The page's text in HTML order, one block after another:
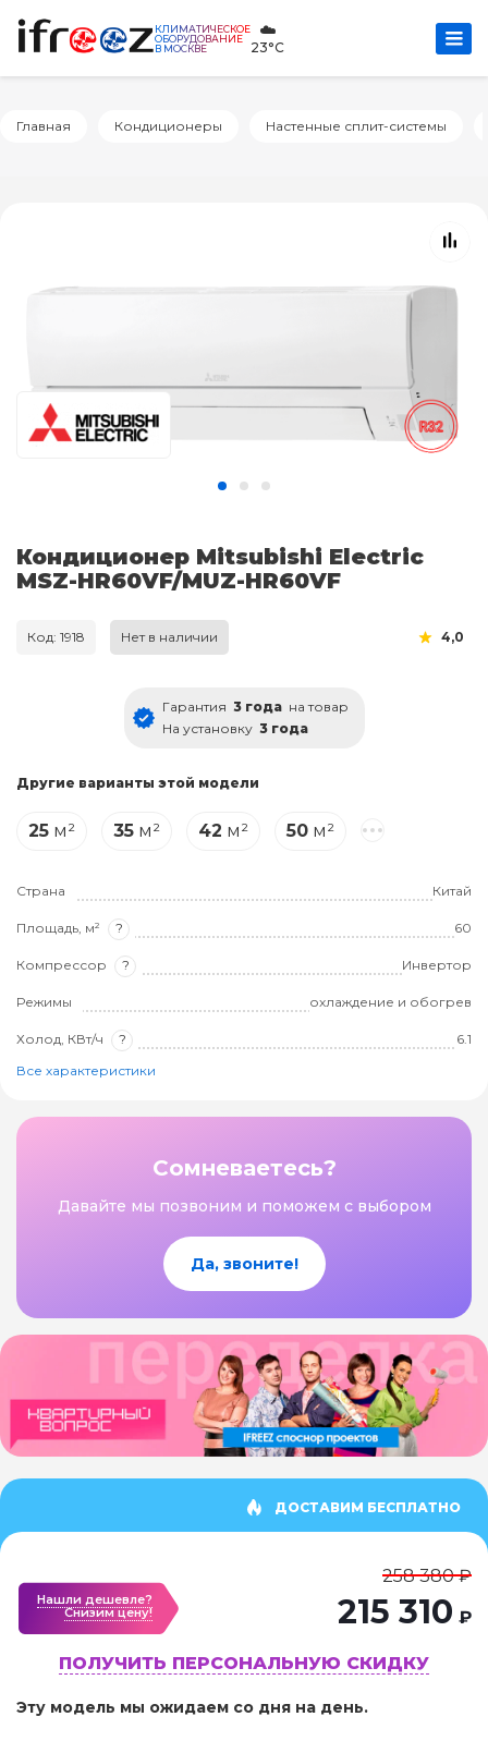
КЛИМАТИЧЕСКОЕ
ОБОРУДОВАНИЕ
В МОСКВЕ
☁️
23°C
Главная Кондиционеры Настенные сплит-системы
Кондиционер Mitsubishi Electric
MSZ-HR60VF/MUZ-HR60VF
Код: 1918 Нет в наличии 4,0
Гарантия 3 года на товар
На установку 3 года
Другие варианты этой модели
25 м² 35 м² 42 м² 50 м²
Страна Китай
Площадь, м² ? 60
Компрессор ? Инвертор
Режимы охлаждение и обогрев
Холод, КВт/ч ?
6.1
Все характеристики
Сомневаетесь?
Давайте мы позвоним и поможем с выбором
Да, звоните!
ДОСТАВИМ БЕСПЛАТНО
Нашли дешевле?
Cнизим цену!
258 380 ₽
215 310 ₽
ПОЛУЧИТЬ ПЕРСОНАЛЬНУЮ СКИДКУ
Эту модель мы ожидаем со дня на день.